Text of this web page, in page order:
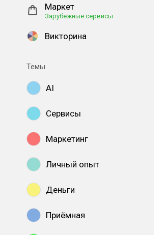
Маркет
Зарубежные сервисы
Викторина
Темы
AI
Сервисы
Маркетинг
Личный опыт
Деньги
Приёмная